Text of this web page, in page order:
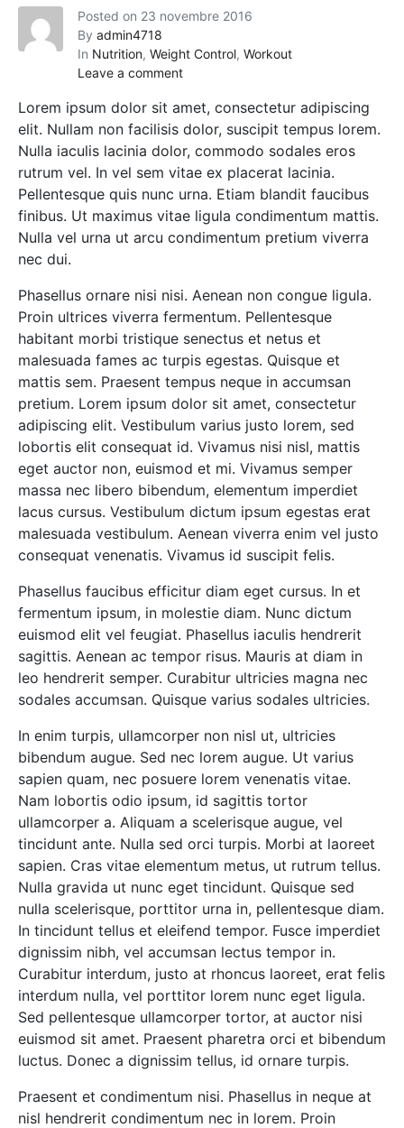
Posted on 23 novembre 2016
By admin4718
In Nutrition, Weight Control, Workout
Leave a comment
Lorem ipsum dolor sit amet, consectetur adipiscing
elit. Nullam non facilisis dolor, suscipit tempus lorem.
Nulla iaculis lacinia dolor, commodo sodales eros
rutrum vel. In vel sem vitae ex placerat lacinia.
Pellentesque quis nunc urna. Etiam blandit faucibus
finibus. Ut maximus vitae ligula condimentum mattis.
Nulla vel urna ut arcu condimentum pretium viverra
nec dui.
Phasellus ornare nisi nisi. Aenean non congue ligula.
Proin ultrices viverra fermentum. Pellentesque
habitant morbi tristique senectus et netus et
malesuada fames ac turpis egestas. Quisque et
mattis sem. Praesent tempus neque in accumsan
pretium. Lorem ipsum dolor sit amet, consectetur
adipiscing elit. Vestibulum varius justo lorem, sed
lobortis elit consequat id. Vivamus nisi nisl, mattis
eget auctor non, euismod et mi. Vivamus semper
massa nec libero bibendum, elementum imperdiet
lacus cursus. Vestibulum dictum ipsum egestas erat
malesuada vestibulum. Aenean viverra enim vel justo
consequat venenatis. Vivamus id suscipit felis.
Phasellus faucibus efficitur diam eget cursus. In et
fermentum ipsum, in molestie diam. Nunc dictum
euismod elit vel feugiat. Phasellus iaculis hendrerit
sagittis. Aenean ac tempor risus. Mauris at diam in
leo hendrerit semper. Curabitur ultricies magna nec
sodales accumsan. Quisque varius sodales ultricies.
In enim turpis, ullamcorper non nisl ut, ultricies
bibendum augue. Sed nec lorem augue. Ut varius
sapien quam, nec posuere lorem venenatis vitae.
Nam lobortis odio ipsum, id sagittis tortor
ullamcorper a. Aliquam a scelerisque augue, vel
tincidunt ante. Nulla sed orci turpis. Morbi at laoreet
sapien. Cras vitae elementum metus, ut rutrum tellus.
Nulla gravida ut nunc eget tincidunt. Quisque sed
nulla scelerisque, porttitor urna in, pellentesque diam.
In tincidunt tellus et eleifend tempor. Fusce imperdiet
dignissim nibh, vel accumsan lectus tempor in.
Curabitur interdum, justo at rhoncus laoreet, erat felis
interdum nulla, vel porttitor lorem nunc eget ligula.
Sed pellentesque ullamcorper tortor, at auctor nisi
euismod sit amet. Praesent pharetra orci et bibendum
luctus. Donec a dignissim tellus, id ornare turpis.
Praesent et condimentum nisi. Phasellus in neque at
nisl hendrerit condimentum nec in lorem. Proin